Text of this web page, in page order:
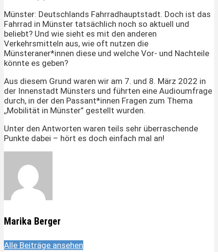
Münster: Deutschlands Fahrradhauptstadt. Doch ist das
Fahrrad in Münster tatsächlich noch so aktuell und
beliebt? Und wie sieht es mit den anderen
Verkehrsmitteln aus, wie oft nutzen die
Münsteraner*innen diese und welche Vor- und Nachteile
könnte es geben?
Aus diesem Grund waren wir am 7. und 8. März 2022 in
der Innenstadt Münsters und führten eine Audioumfrage
durch, in der den Passant*innen Fragen zum Thema
,,Mobilität in Münster” gestellt wurden.
Unter den Antworten waren teils sehr überraschende
Punkte dabei – hört es doch einfach mal an!
Marika Berger
Alle Beiträge ansehen